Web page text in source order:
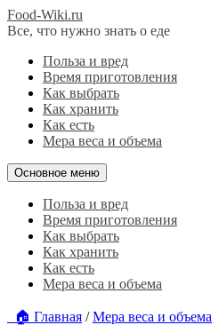
Food-Wiki.ru
Все, что нужно знать о еде
Польза и вред
Время приготовления
Как выбрать
Как хранить
Как есть
Мера веса и объема
Основное меню
Польза и вред
Время приготовления
Как выбрать
Как хранить
Как есть
Мера веса и объема
🏠 Главная /Мера веса и объема